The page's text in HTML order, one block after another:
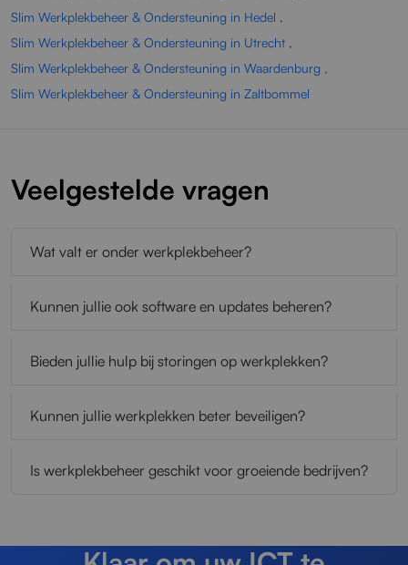
Slim Werkplekbeheer & Ondersteuning in Hedel ,
Slim Werkplekbeheer & Ondersteuning in Utrecht ,
Slim Werkplekbeheer & Ondersteuning in Waardenburg ,
Slim Werkplekbeheer & Ondersteuning in Zaltbommel
Veelgestelde vragen
Wat valt er onder werkplekbeheer?
Kunnen jullie ook software en updates beheren?
Bieden jullie hulp bij storingen op werkplekken?
Kunnen jullie werkplekken beter beveiligen?
Is werkplekbeheer geschikt voor groeiende bedrijven?